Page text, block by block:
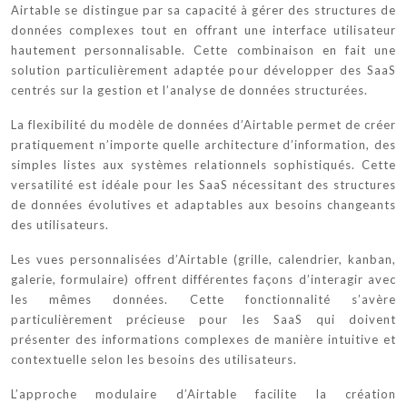
Airtable se distingue par sa capacité à gérer des structures de
données complexes tout en offrant une interface utilisateur
hautement personnalisable. Cette combinaison en fait une
solution particulièrement adaptée pour développer des SaaS
centrés sur la gestion et l’analyse de données structurées.
La flexibilité du modèle de données d’Airtable permet de créer
pratiquement n’importe quelle architecture d’information, des
simples listes aux systèmes relationnels sophistiqués. Cette
versatilité est idéale pour les SaaS nécessitant des structures
de données évolutives et adaptables aux besoins changeants
des utilisateurs.
Les vues personnalisées d’Airtable (grille, calendrier, kanban,
galerie, formulaire) offrent différentes façons d’interagir avec
les mêmes données. Cette fonctionnalité s’avère
particulièrement précieuse pour les SaaS qui doivent
présenter des informations complexes de manière intuitive et
contextuelle selon les besoins des utilisateurs.
L’approche modulaire d’Airtable facilite la création